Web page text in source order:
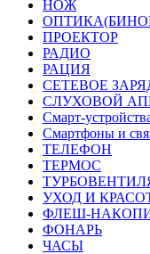
НОЖ
ПРОЕКТОР
РАДИО
РАЦИЯ
СЕТЕВОЕ
СЛУХОВОЙ
Смарт-
Смартфоны и
ТЕЛЕФОН
ТЕРМОС
УХОД И
ФЛЕШ-
ФОНАРЬ
ЧАСЫ